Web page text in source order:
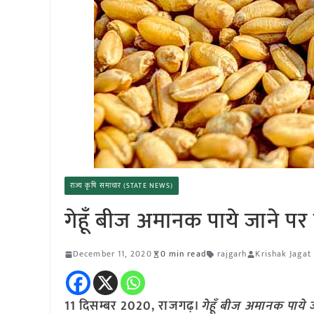
राज्य कृषि समाचार (STATE NEWS)
गेहूँ बीज अमानक पाये जाने पर
December 11, 2020 0 min read rajgarh Krishak Jagat
11 दिसम्बर 2020, राजगढ़। गेहूँ बीज अमानक पाये